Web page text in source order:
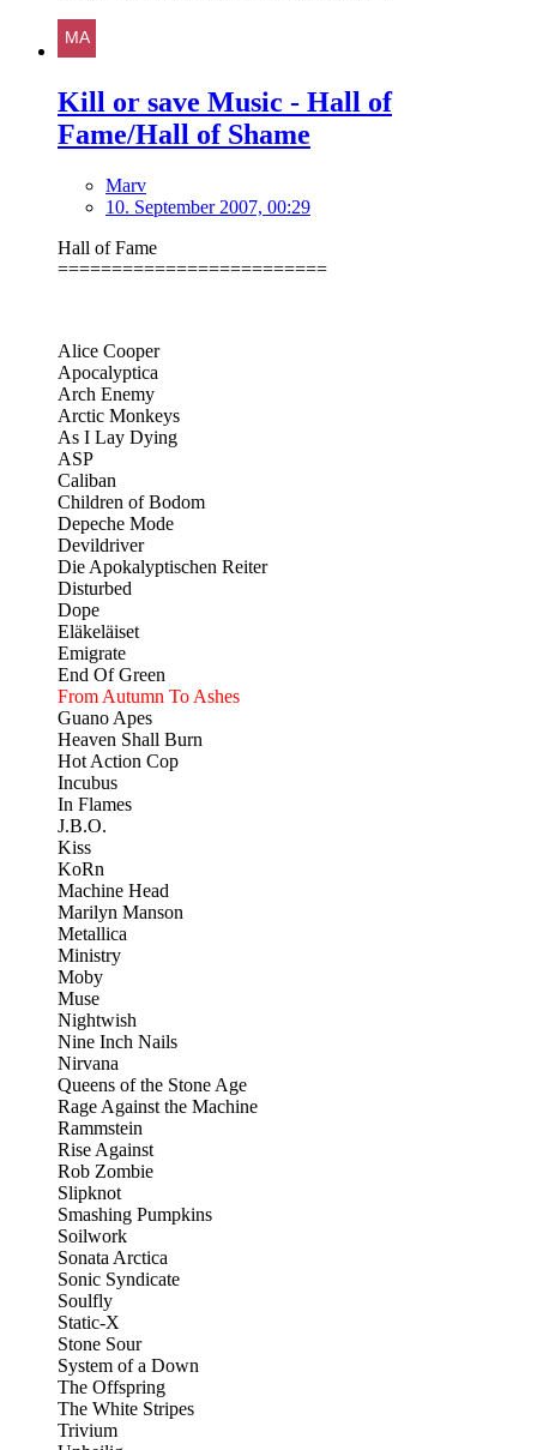
Kill or save Music - Hall of
Fame/Hall of Shame
Marv
10. September 2007, 00:29
Hall of Fame
=========================
Alice Cooper
Apocalyptica
Arch Enemy
Arctic Monkeys
As I Lay Dying
ASP
Caliban
Children of Bodom
Depeche Mode
Devildriver
Die Apokalyptischen Reiter
Disturbed
Dope
Eläkeläiset
Emigrate
End Of Green
From Autumn To Ashes
Guano Apes
Heaven Shall Burn
Hot Action Cop
Incubus
In Flames
J.B.O.
Kiss
KoRn
Machine Head
Marilyn Manson
Metallica
Ministry
Moby
Muse
Nightwish
Nine Inch Nails
Nirvana
Queens of the Stone Age
Rage Against the Machine
Rammstein
Rise Against
Rob Zombie
Slipknot
Smashing Pumpkins
Soilwork
Sonata Arctica
Sonic Syndicate
Soulfly
Static-X
Stone Sour
System of a Down
The Offspring
The White Stripes
Trivium